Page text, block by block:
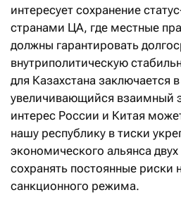
интересует сохранение
странами ЦА, где местные
должны гарантировать
внутриполитическую
для Казахстана заключается
увеличивающийся взаимный
интерес России и Китая
нашу республику в тиски
экономического альянса двух
сохранять постоянные риски
санкционного режима.